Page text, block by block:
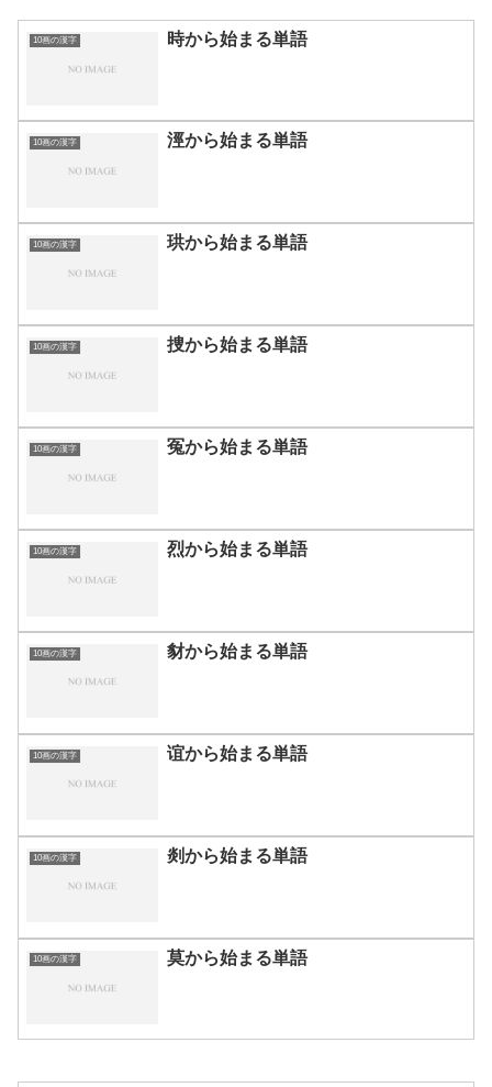
10画の漢字 時から始まる単語
10画の漢字 涇から始まる単語
10画の漢字 珙から始まる単語
10画の漢字 捜から始まる単語
10画の漢字 冤から始まる単語
10画の漢字 烈から始まる単語
10画の漢字 豺から始まる単語
10画の漢字 谊から始まる単語
10画の漢字 剡から始まる単語
10画の漢字 莫から始まる単語